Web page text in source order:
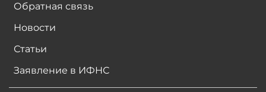
Обратная связь
Новости
Статьи
Заявление в ИФНС